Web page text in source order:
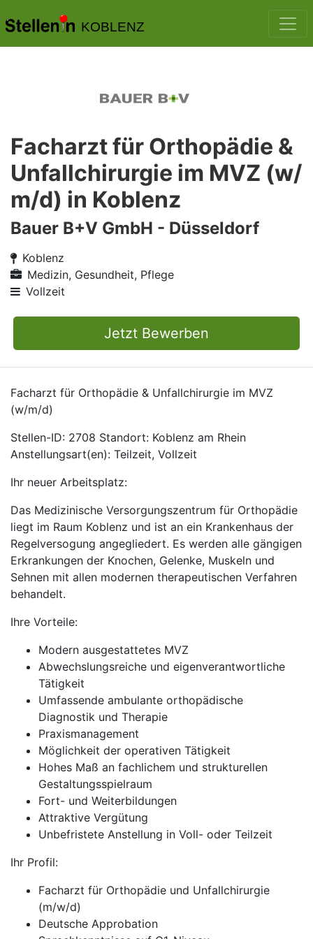
KOBLENZ
Facharzt für Orthopädie &
Unfallchirurgie im MVZ (w/
m/d) in Koblenz
Bauer B+V GmbH - Düsseldorf
Koblenz
Medizin, Gesundheit, Pflege
Vollzeit
Jetzt Bewerben
Facharzt für Orthopädie & Unfallchirurgie im MVZ
(w/m/d)
Stellen-ID: 2708 Standort: Koblenz am Rhein
Anstellungsart(en): Teilzeit, Vollzeit
Ihr neuer Arbeitsplatz:
Das Medizinische Versorgungszentrum für Orthopädie
liegt im Raum Koblenz und ist an ein Krankenhaus der
Regelversogung angegliedert. Es werden alle gängigen
Erkrankungen der Knochen, Gelenke, Muskeln und
Sehnen mit allen modernen therapeutischen Verfahren
behandelt.
Ihre Vorteile:
Modern ausgestattetes MVZ
Abwechslungsreiche und eigenverantwortliche
Tätigkeit
Umfassende ambulante orthopädische
Diagnostik und Therapie
Praxismanagement
Möglichkeit der operativen Tätigkeit
Hohes Maß an fachlichem und strukturellen
Gestaltungsspielraum
Fort- und Weiterbildungen
Attraktive Vergütung
Unbefristete Anstellung in Voll- oder Teilzeit
Ihr Profil:
Facharzt für Orthopädie und Unfallchirurgie
(m/w/d)
Deutsche Approbation